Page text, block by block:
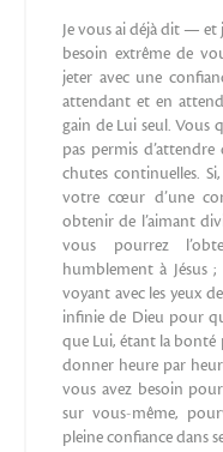
Je vous ai déjà dit —
besoin extrême de
jeter avec une
attendant et en
gain de Lui seul. Vous
pas permis
chutes continuelles.
votre cœur d’une
obtenir de l’aimant
vous pourrez
humblement à Jésus
voyant avec les yeux
infinie de Dieu pour
que Lui, étant la bonté
donner heure par
vous avez besoin
sur vous-même,
pleine confiance dans